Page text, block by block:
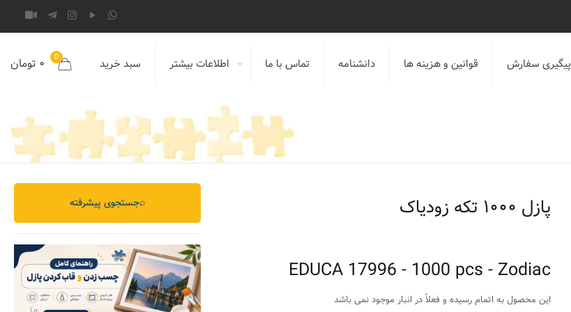
پیگیری سفارش قوانین و هزینه ها دانشنامه تماس با ما اطلاعات بیشتر سبد خرید 0 ۰ تومان
پازل ۱۰۰۰ تکه زودیاک
EDUCA 17996 - 1000 pcs - Zodiac
این محصول به اتمام رسیده و فعلاً در انبار موجود نمی باشد
جستجوی پیشرفته⌕